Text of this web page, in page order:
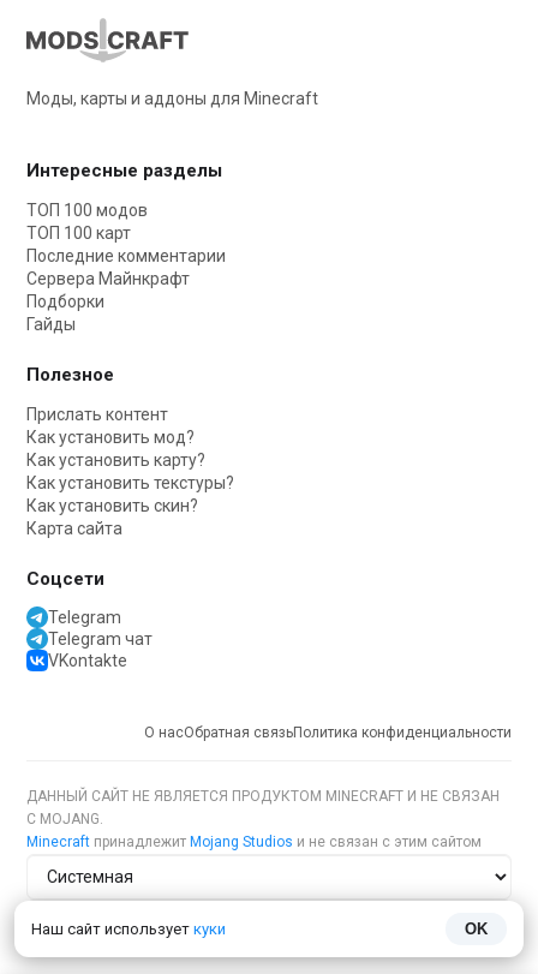
Наш сайт использует куки OK
Моды, карты и аддоны для Minecraft
Интересные разделы
ТОП 100 модов
ТОП 100 карт
Последние комментарии
Сервера Майнкрафт
Подборки
Гайды
Полезное
Прислать контент
Как установить мод?
Как установить карту?
Как установить текстуры?
Как установить скин?
Карта сайта
Соцсети
Telegram
Telegram чат
VKontakte
О насОбратная связьПолитика конфиденциальности
ДАННЫЙ САЙТ НЕ ЯВЛЯЕТСЯ ПРОДУКТОМ MINECRAFT И НЕ СВЯЗАН
С MOJANG.
Minecraft принадлежит Mojang Studios и не связан с этим сайтом
Тема сайта
Язык сайта